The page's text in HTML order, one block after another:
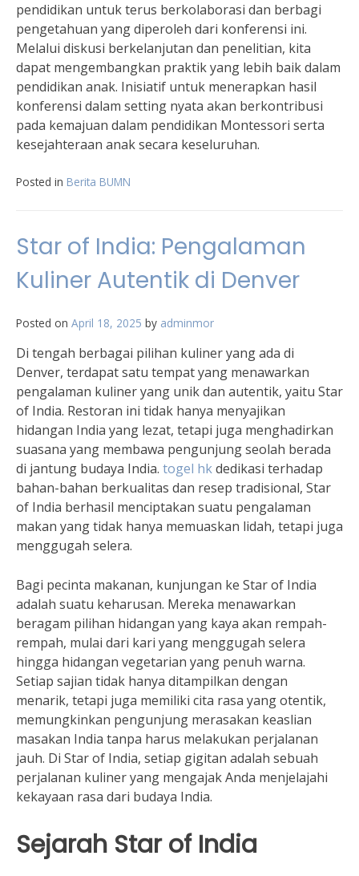
pendidikan untuk terus berkolaborasi dan berbagi
pengetahuan yang diperoleh dari konferensi ini.
Melalui diskusi berkelanjutan dan penelitian, kita
dapat mengembangkan praktik yang lebih baik dalam
pendidikan anak. Inisiatif untuk menerapkan hasil
konferensi dalam setting nyata akan berkontribusi
pada kemajuan dalam pendidikan Montessori serta
kesejahteraan anak secara keseluruhan.
Posted in Berita BUMN
Star of India: Pengalaman
Kuliner Autentik di Denver
Posted on April 18, 2025 by adminmor
Di tengah berbagai pilihan kuliner yang ada di
Denver, terdapat satu tempat yang menawarkan
pengalaman kuliner yang unik dan autentik, yaitu Star
of India. Restoran ini tidak hanya menyajikan
hidangan India yang lezat, tetapi juga menghadirkan
suasana yang membawa pengunjung seolah berada
di jantung budaya India. togel hkdedikasi terhadap
bahan-bahan berkualitas dan resep tradisional, Star
of India berhasil menciptakan suatu pengalaman
makan yang tidak hanya memuaskan lidah, tetapi juga
menggugah selera.
Bagi pecinta makanan, kunjungan ke Star of India
adalah suatu keharusan. Mereka menawarkan
beragam pilihan hidangan yang kaya akan rempah-
rempah, mulai dari kari yang menggugah selera
hingga hidangan vegetarian yang penuh warna.
Setiap sajian tidak hanya ditampilkan dengan
menarik, tetapi juga memiliki cita rasa yang otentik,
memungkinkan pengunjung merasakan keaslian
masakan India tanpa harus melakukan perjalanan
jauh. Di Star of India, setiap gigitan adalah sebuah
perjalanan kuliner yang mengajak Anda menjelajahi
kekayaan rasa dari budaya India.
Sejarah Star of India